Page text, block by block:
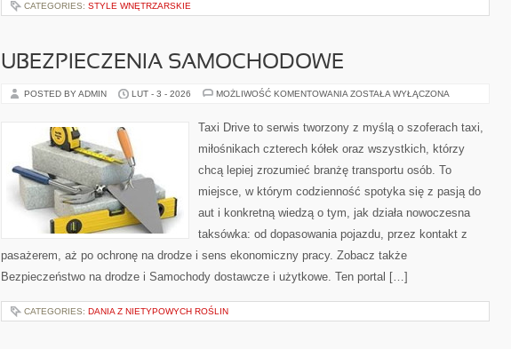
CATEGORIES: STYLE WNĘTRZARSKIE
UBEZPIECZENIA SAMOCHODOWE
POSTED BY ADMIN LUT - 3 - 2026 MOŻLIWOŚĆ KOMENTOWANIA UBEZPIECZENIA
ZOSTAŁA WYŁĄCZONA
Taxi Drive to serwis tworzony z myślą o szoferach taxi,
miłośnikach czterech kółek oraz wszystkich, którzy
chcą lepiej zrozumieć branżę transportu osób. To
miejsce, w którym codzienność spotyka się z pasją do
aut i konkretną wiedzą o tym, jak działa nowoczesna
taksówka: od dopasowania pojazdu, przez kontakt z
pasażerem, aż po ochronę na drodze i sens ekonomiczny pracy. Zobacz także
Bezpieczeństwo na drodze i Samochody dostawcze i użytkowe. Ten portal […]
CATEGORIES: DANIA Z NIETYPOWYCH ROŚLIN